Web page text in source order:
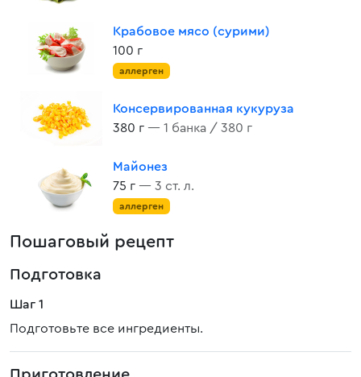
Крабовое мясо (сурими)
100 г
аллерген
Консервированная кукуруза
380 г — 1 банка / 380 г
Майонез
75 г — 3 ст. л.
аллерген
Пошаговый рецепт
Подготовка
Шаг 1
Подготовьте все ингредиенты.